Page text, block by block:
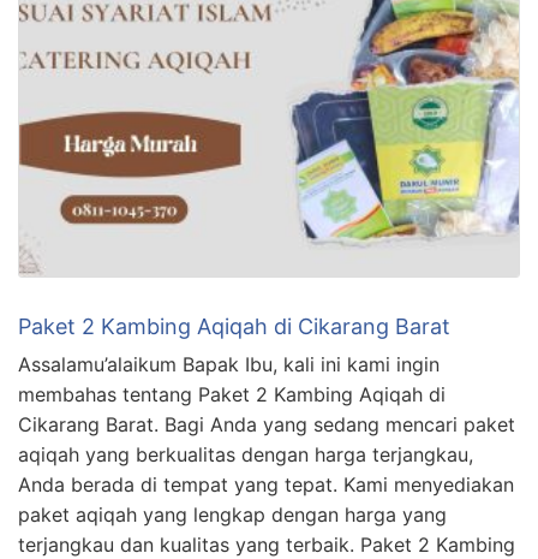
Paket 2 Kambing Aqiqah di Cikarang Barat
Assalamu’alaikum Bapak Ibu, kali ini kami ingin
membahas tentang Paket 2 Kambing Aqiqah di
Cikarang Barat. Bagi Anda yang sedang mencari paket
aqiqah yang berkualitas dengan harga terjangkau,
Anda berada di tempat yang tepat. Kami menyediakan
paket aqiqah yang lengkap dengan harga yang
terjangkau dan kualitas yang terbaik. Paket 2 Kambing